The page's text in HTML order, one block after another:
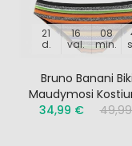
21
d.
16
val.
08
min.
Bruno Banani
Maudymosi
34,99 €